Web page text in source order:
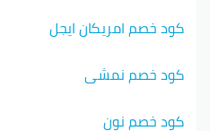
كود خصم امريكان ايجل
كود خصم نمشي
كود خصم نون